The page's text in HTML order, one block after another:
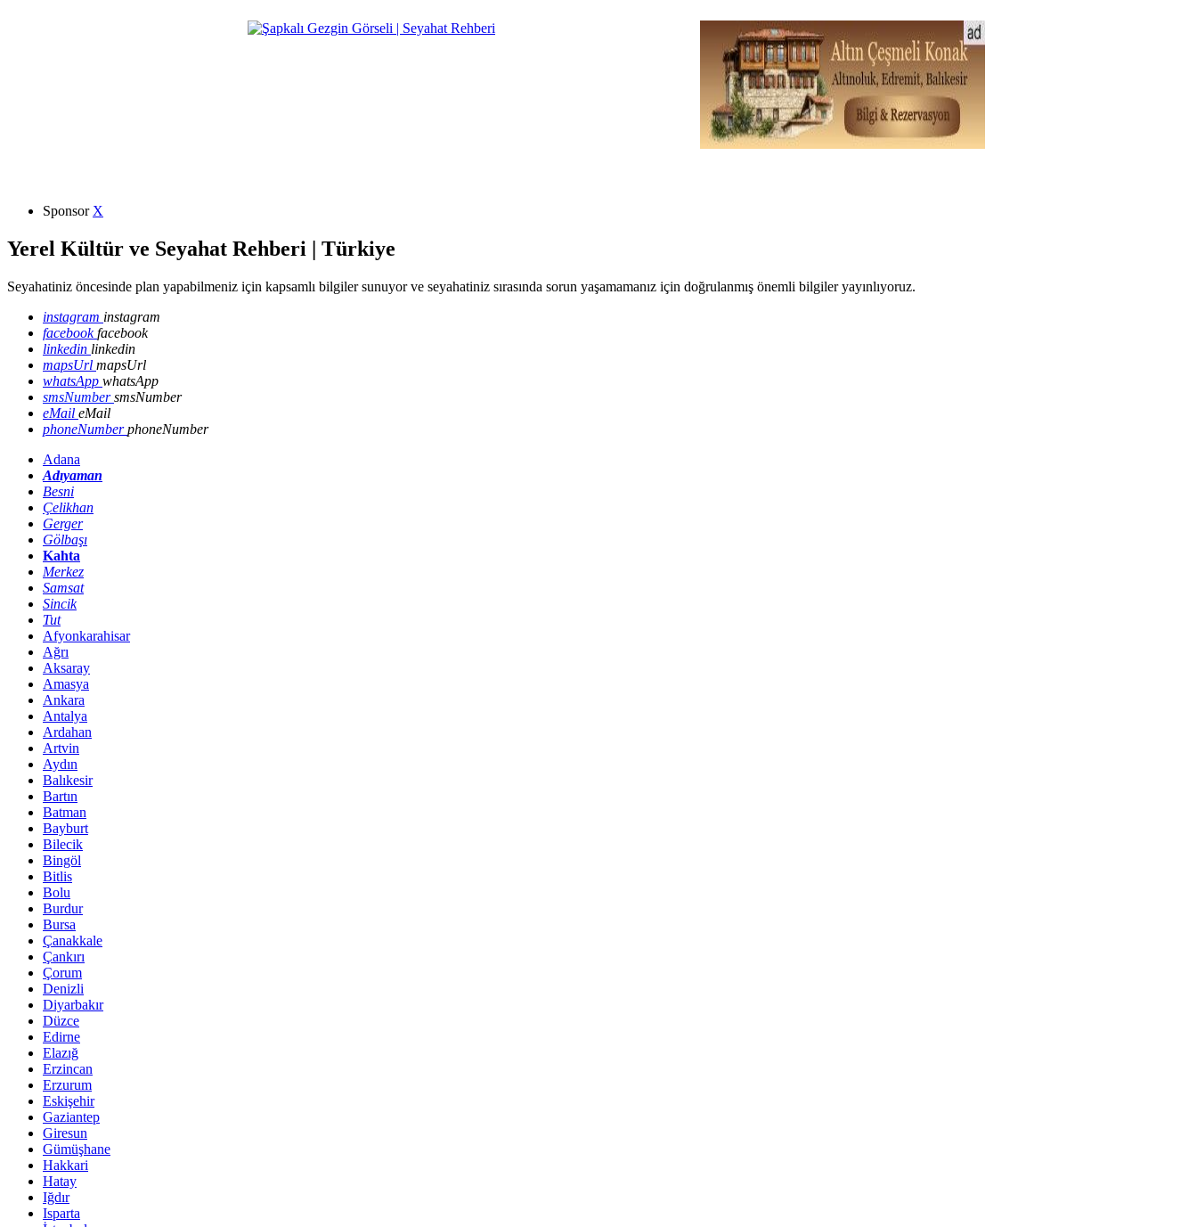
Sponsor X
Yerel Kültür ve Seyahat Rehberi | Türkiye
Seyahatiniz öncesinde plan yapabilmeniz için kapsamlı bilgiler sunuyor ve seyahatiniz sırasında sorun yaşamamanız için doğrulanmış önemli bilgiler yayınlıyoruz.
instagram instagram
facebookfacebook
linkedin linkedin
mapsUrl mapsUrl
whatsApp whatsApp
smsNumbersmsNumber
eMail eMail
phoneNumberphoneNumber
Adana
Adıyaman
Besni
Çelikhan
Gerger
Gölbaşı
Kahta
Merkez
Samsat
Sincik
Tut
Afyonkarahisar
Ağrı
Aksaray
Amasya
Ankara
Antalya
Ardahan
Artvin
Aydın
Balıkesir
Bartın
Batman
Bayburt
Bilecik
Bingöl
Bitlis
Bolu
Burdur
Bursa
Çanakkale
Çankırı
Çorum
Denizli
Diyarbakır
Düzce
Edirne
Elazığ
Erzincan
Erzurum
Eskişehir
Gaziantep
Giresun
Gümüşhane
Hakkari
Hatay
Iğdır
Isparta